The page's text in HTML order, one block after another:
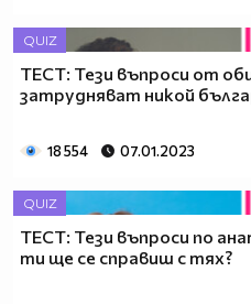
QUIZ
ТЕСТ: Тези въпроси от
затрудняват никой
18 554 07.01.2023
QUIZ
ТЕСТ: Тези въпроси по
ти ще се справиш с тях?